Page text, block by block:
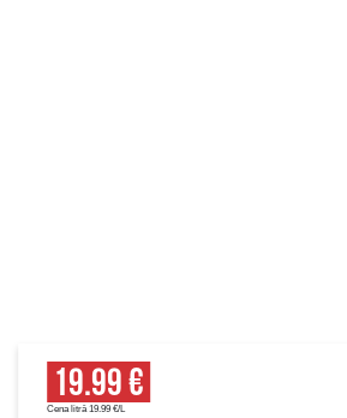
19.99 €
Cena litrā 19.99 €/L